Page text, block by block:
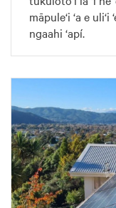
māpule‘i ‘a e
ngaahi ‘apí.